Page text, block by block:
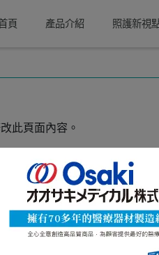
頁 產品介紹 照護新視
改此頁面內容。
否顯示此頁面。